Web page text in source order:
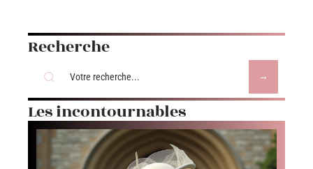
Recherche
Les incontournables